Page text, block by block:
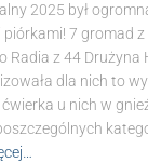
2025 był
7 gromad
Radia z 44 Drużyna
dla nich to
u nich w